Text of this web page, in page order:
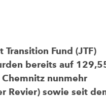
Fund (JTF)
bereits auf
nunmehr
Revier) sowie seit